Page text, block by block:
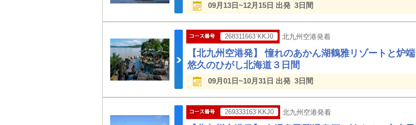
09月13日~12月15日 出発 3日間
268311663`KKJ0 北九州空港発着
【北九州空港発】 憧れのあかん湖鶴雅リゾートと炉
悠久のひがし北海道３日間
09月01日~10月31日 出発 3日間
269333163`KKJ0 北九州空港発着